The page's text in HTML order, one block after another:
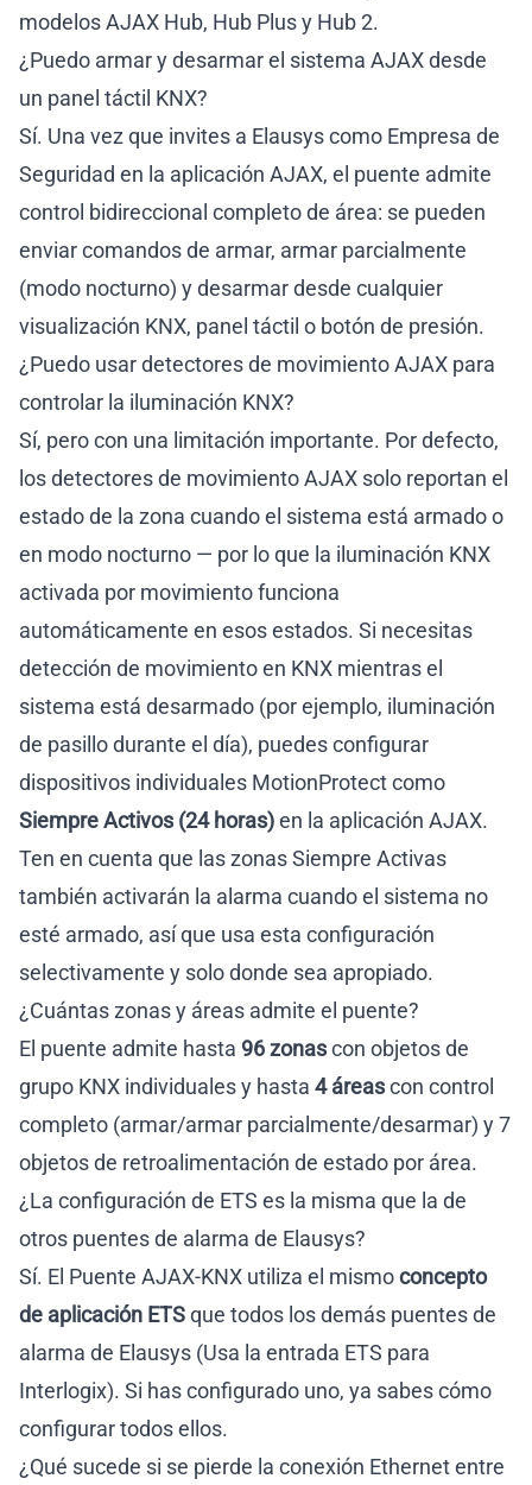
modelos AJAX Hub, Hub Plus y Hub 2.
¿Puedo armar y desarmar el sistema AJAX desde
un panel táctil KNX?
Sí. Una vez que invites a Elausys como Empresa de
Seguridad en la aplicación AJAX, el puente admite
control bidireccional completo de área: se pueden
enviar comandos de armar, armar parcialmente
(modo nocturno) y desarmar desde cualquier
visualización KNX, panel táctil o botón de presión.
¿Puedo usar detectores de movimiento AJAX para
controlar la iluminación KNX?
Sí, pero con una limitación importante. Por defecto,
los detectores de movimiento AJAX solo reportan el
estado de la zona cuando el sistema está armado o
en modo nocturno — por lo que la iluminación KNX
activada por movimiento funciona
automáticamente en esos estados. Si necesitas
detección de movimiento en KNX mientras el
sistema está desarmado (por ejemplo, iluminación
de pasillo durante el día), puedes configurar
dispositivos individuales MotionProtect como
Siempre Activos (24 horas)en la aplicación AJAX.
Ten en cuenta que las zonas Siempre Activas
también activarán la alarma cuando el sistema no
esté armado, así que usa esta configuración
selectivamente y solo donde sea apropiado.
¿Cuántas zonas y áreas admite el puente?
El puente admite hasta 96 zonascon objetos de
grupo KNX individuales y hasta 4 áreascon control
completo (armar/armar parcialmente/desarmar) y 7
objetos de retroalimentación de estado por área.
¿La configuración de ETS es la misma que la de
otros puentes de alarma de Elausys?
Sí. El Puente AJAX-KNX utiliza el mismoconcepto
de aplicación ETSque todos los demás puentes de
alarma de Elausys (Usa la entrada ETS para
Interlogix). Si has configurado uno, ya sabes cómo
configurar todos ellos.
¿Qué sucede si se pierde la conexión Ethernet entre